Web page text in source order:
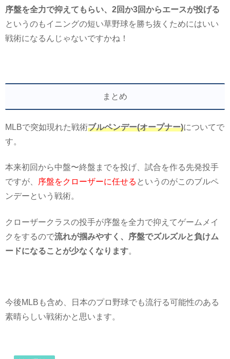
序盤を全力で抑えてもらい、2回か3回からエースが投げる
というのもイニングの短い草野球を勝ち抜くためにはいい
戦術になるんじゃないですかね！
まとめ
MLBで突如現れた戦術ブルペンデー(オープナー)についてで
す。
本来初回から中盤〜終盤までを投げ、試合を作る先発投手
ですが、
序盤をクローザーに任せる というのがこのブルペ
ンデーという戦術。
クローザークラスの投手が序盤を全力で抑えてゲームメイ
クをするので流れが掴みやすく、序盤でズルズルと負けム
ードになることが少なくなります。
今後MLBも含め、日本のプロ野球でも流行る可能性のある
素晴らしい戦術かと思います。